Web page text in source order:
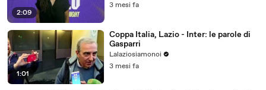
2:09
3 mesi fa
1:01
Coppa Italia, Lazio - Inter: le parole di
Gasparri
Lalaziosiamonoi
3 mesi fa